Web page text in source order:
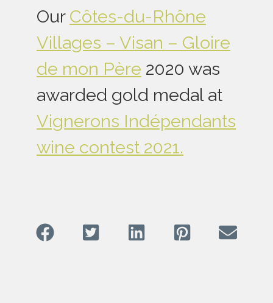
Our Côtes-du-Rhône
Villages – Visan – Gloire
de mon Père 2020 was
awarded gold medal at
Vignerons Indépendants
wine contest 2021.